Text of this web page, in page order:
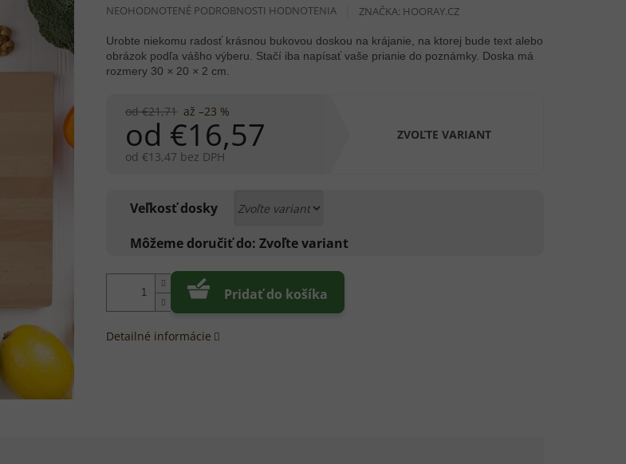
PRIEMERNÉ
PRODUKTU
JE
0,0
Z
HVIEZDIČIEK.
NEOHODNOTENÉ PODROBNOSTI HODNOTENIA ZNAČKA: HOORAY.CZ
od €21,71 až –23 %
od €16,57
od €13,47 bez DPH
ZVOĽTE VARIANT
Veľkosť dosky
Môžeme doručiť do: Zvoľte variant
Pridať do košíka
Urobte niekomu radosť krásnou bukovou doskou na krájanie, na ktorej bude text alebo
obrázok podľa vášho výberu. Stačí iba napísať vaše prianie do poznámky. Doska má
rozmery 30 × 20 × 2 cm.
Detailné informácie